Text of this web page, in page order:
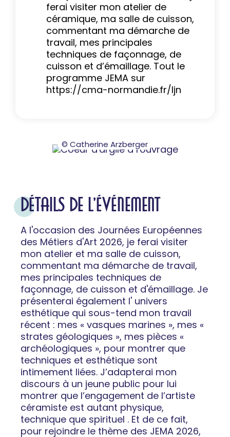
© Catherine Arzberger
ferai visiter mon atelier de
céramique, ma salle de cuisson,
commentant ma démarche de
travail, mes principales
techniques de façonnage, de
cuisson et d’émaillage. Tout le
programme JEMA sur
https://cma-normandie.fr/ljn
DÉTAILS DE L'ÉVÉNEMENT
A l'occasion des Journées Européennes
des Métiers d'Art 2026, je ferai visiter
mon atelier et ma salle de cuisson,
commentant ma démarche de travail,
mes principales techniques de
façonnage, de cuisson et d'émaillage. Je
présenterai également l' univers
esthétique qui sous-tend mon travail
récent : mes « vasques marines », mes «
strates géologiques », mes pièces «
archéologiques », pour montrer que
techniques et esthétique sont
intimement liées. J’adapterai mon
discours à un jeune public pour lui
montrer que l’engagement de l’artiste
céramiste est autant physique,
technique que spirituel . Et de ce fait,
pour rejoindre le thème des JEMA 2026,